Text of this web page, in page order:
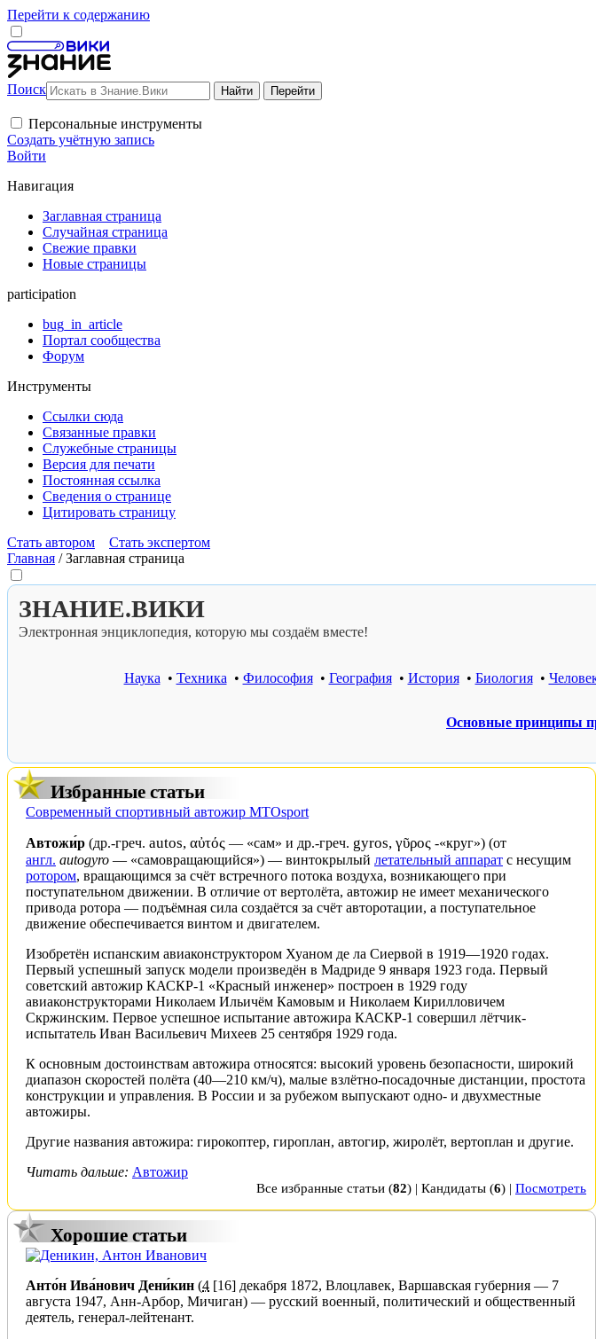
Перейти к содержанию
Поиск
Персональные инструменты
Создать учётную запись
Войти
Навигация
Заглавная страница
Случайная страница
Свежие правки
Новые страницы
participation
bug_in_article
Портал сообщества
Форум
Инструменты
Ссылки сюда
Связанные правки
Служебные страницы
Версия для печати
Постоянная ссылка
Сведения о странице
Цитировать страницу
Стать автором
Стать экспертом
Главная /Заглавная страница
ЗНАНИЕ.ВИКИ
Электронная энциклопедия, которую мы создаём вместе!
Наука • Техника • Философия• География• История• Биология•
Основные принципы
Избранные статьи
Современный спортивный автожир MTOsport
Автожи́р (др.-греч. autos, αὐτός — «сам» и др.-греч. gyros, γῦρος -«круг») (от
англ. autogyro — «самовращающийся») — винтокрылый летательный аппарат с несущим
ротором, вращающимся за счёт встречного потока воздуха, возникающего при
поступательном движении. В отличие от вертолёта, автожир не имеет механического
привода ротора — подъёмная сила создаётся за счёт авторотации, а поступательное
движение обеспечивается винтом и двигателем.
Изобретён испанским авиаконструктором Хуаном де ла Сиервой в 1919—1920 годах.
Первый успешный запуск модели произведён в Мадриде 9 января 1923 года. Первый
советский автожир КАСКР-1 «Красный инженер» построен в 1929 году
авиаконструкторами Николаем Ильичём Камовым и Николаем Кирилловичем
Скржинским. Первое успешное испытание автожира КАСКР-1 совершил лётчик-
испытатель Иван Васильевич Михеев 25 сентября 1929 года.
К основным достоинствам автожира относятся: высокий уровень безопасности, широкий
диапазон скоростей полёта (40—210 км/ч), малые взлётно-посадочные дистанции, простота
конструкции и управления. В России и за рубежом выпускают одно- и двухместные
автожиры.
Другие названия автожира: гирокоптер, гироплан, автогир, жиролёт, вертоплан и другие.
Читать дальше: Автожир
Все избранные статьи (82) | Кандидаты (6) | Посмотреть
Хорошие статьи
Анто́н Ива́нович Дени́кин (4 [16] декабря 1872, Влоцлавек, Варшавская губерния — 7
августа 1947, Анн-Арбор, Мичиган) — русский военный, политический и общественный
деятель, генерал-лейтенант.